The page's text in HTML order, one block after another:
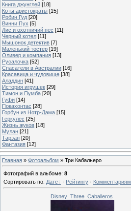
Книга джунглей [18]
Коты аристократы [15]
Робин Гуд [20]
Винни Пух [5]
Лис и охотничий пес [11]
Черный котел [11]
Мышонок детектив [7]
Маленький тостер [19]
Оливер и компания [13]
Русалочка [52]
Спасатели в Австралии [16]
Красавица и чудовище [38]
Аладдин [41]
История игрушек [29]
Тимон и Пумба [20]
Гуфи [14]
Покахонтас [28]
Горбун из Нотр-Дама [15]
Геркулес [25]
Жизнь жуков [18]
Мулан [21]
Тарзан [20]
Фантазия [12]
Главная » Фотоальбом » Три Кабальеро
Фотографий в альбоме: 8
Сортировать по: Дате · Рейтингу · Комментариям
Disney_Three_Caballeros